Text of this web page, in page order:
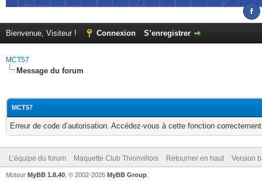
Bienvenue, Visiteur ! Connexion S’enregistrer
MCT57
Message du forum
MCT57
Erreur de code d’autorisation. Accédez-vous à cette fonction
L’équipe du forum Maquette Club Thionvillois Retourner en haut Version
Moteur MyBB 1.8.40 , © 2002-2026 MyBB Group